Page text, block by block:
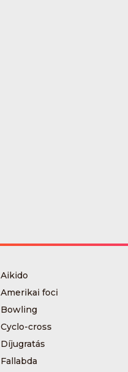
Aikido
Amerikai foci
Bowling
Cyclo-cross
Díjugratás
Fallabda